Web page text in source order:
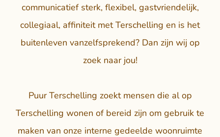
communicatief sterk, flexibel, gastvriendelijk,
collegiaal, affiniteit met Terschelling en is het
buitenleven vanzelfsprekend? Dan zijn wij op
zoek naar jou!
Puur Terschelling zoekt mensen die al op
Terschelling wonen of bereid zijn om gebruik te
maken van onze interne gedeelde woonruimte